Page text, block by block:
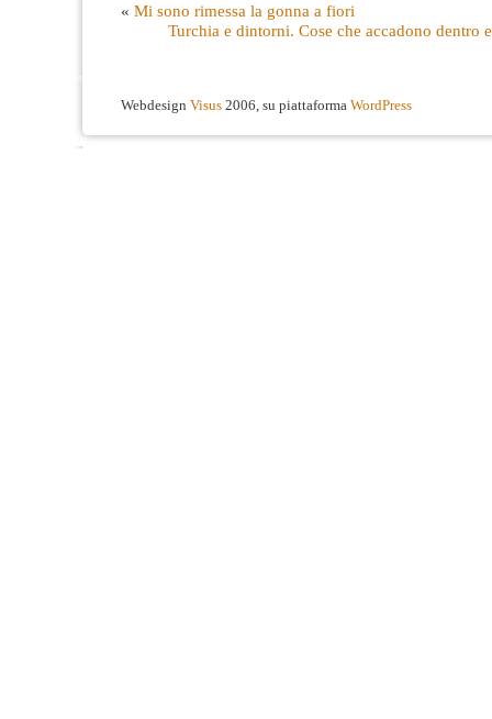
« Mi sono rimessa la gonna a fiori
Turchia e dintorni. Cose che accadono dentro
Webdesign Visus 2006, su piattaforma WordPress